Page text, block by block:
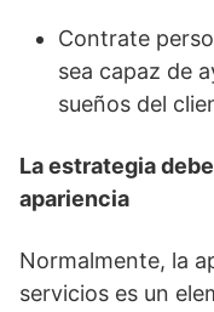
Contrate
sea capaz de
sueños del
La estrategia
apariencia
Normalmente, la
servicios es un